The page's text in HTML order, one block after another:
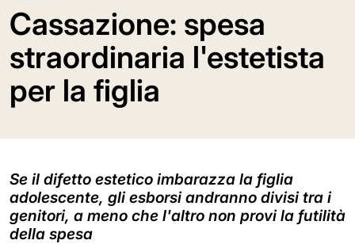
Cassazione: spesa
straordinaria l'estetista
per la figlia
Se il difetto estetico imbarazza la figlia
adolescente, gli esborsi andranno divisi tra i
genitori, a meno che l'altro non provi la futilità
della spesa